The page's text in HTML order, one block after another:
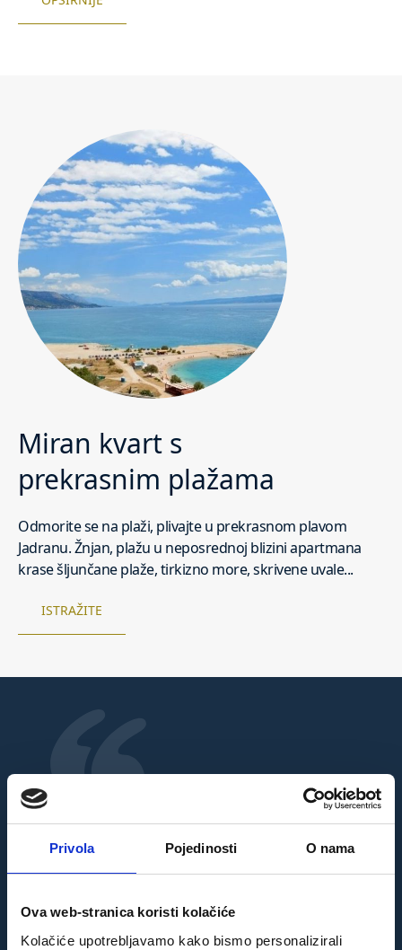
Privola Pojedinosti O nama
Ova web-stranica koristi kolačiće
Kolačiće upotrebljavamo kako bismo personalizirali
Miran kvart s
prekrasnim plažama
Odmorite se na plaži, plivajte u prekrasnom plavom
Jadranu. Žnjan, plažu u neposrednoj blizini apartmana
krase šljunčane plaže, tirkizno more, skrivene uvale...
ISTRAŽITE
“Apartman je veoma ugodan i čist, sadrži
sve potrebno za odličan odmor, a Karla je
domaćin za poželjeti! Preporučamo svima!”